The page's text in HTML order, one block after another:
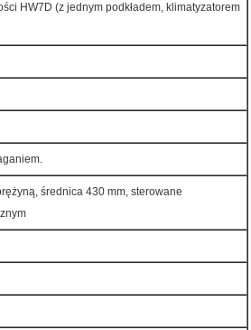
HW7D (z jednym podkładem, klimatyzatorem
średnica 430 mm, sterowane